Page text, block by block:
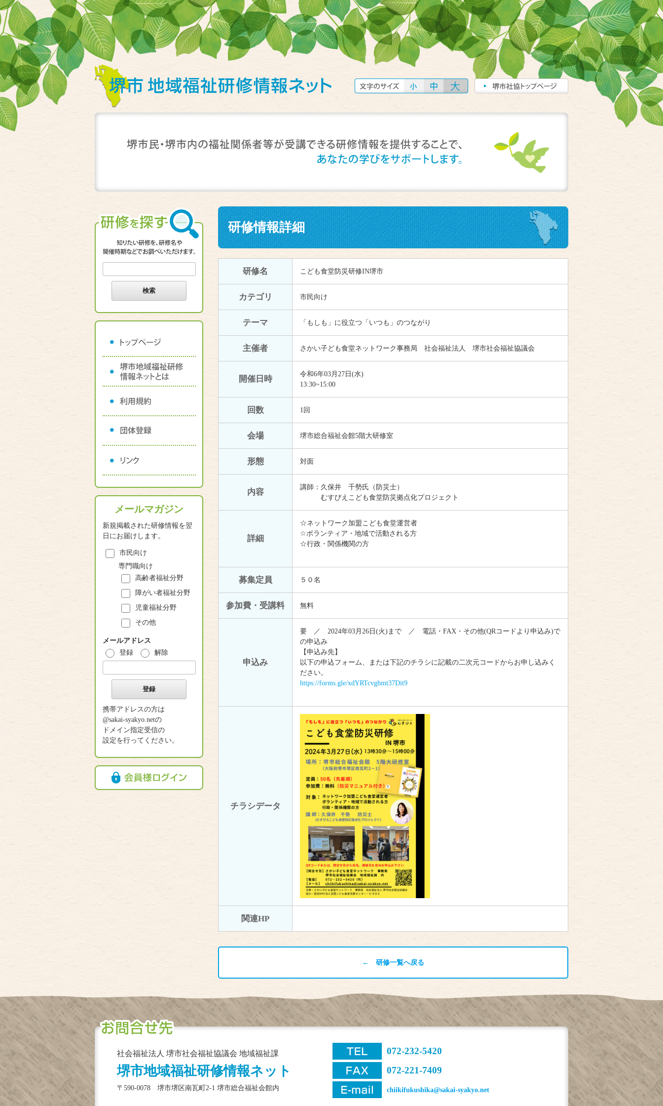
メールマガジン
新規掲載された研修情報を翌
日にお届けします。
市民向け
専門職向け
高齢者福祉分野
障がい者福祉分野
児童福祉分野
その他
メールアドレス
登録
解除
携帯アドレスの方は
@sakai-syakyo.netの
ドメイン指定受信の
設定を行ってください。
研修情報詳細
研修名 こども食堂防災研修IN堺市
カテゴリ 市民向け
テーマ 「もしも」に役立つ「いつも」のつながり
主催者 さかい子ども食堂ネットワーク事務局 社会福祉法人 堺市社会福祉協議会
開催日時
令和6年03月27日(水)
13:30~15:00
回数 1回
会場 堺市総合福祉会館5階大研修室
形態 対面
内容
講師：久保井 千勢氏（防災士）
むすびえこども食堂防災拠点化プロジェクト
詳細
☆ネットワーク加盟こども食堂運営者
☆ボランティア・地域で活動される方
☆行政・関係機関の方
募集定員 ５０名
参加費・受講料 無料
申込み
要 ／ 2024年03月26日(火)まで ／ 電話・FAX・その他(QRコードより申込み)で
の申込み
【申込み先】
以下の申込フォーム、または下記のチラシに記載の二次元コードからお申し込みく
ださい。
https://forms.gle/xdYRTcvghmt37Dit9
チラシデータ
関連HP
← 研修一覧へ戻る
社会福祉法人 堺市社会福祉協議会 地域福祉課
堺市地域福祉研修情報ネット
〒590-0078 堺市堺区南瓦町2-1 堺市総合福祉会館内
072-232-5420
072-221-7409
chiikifukushika@sakai-syakyo.net